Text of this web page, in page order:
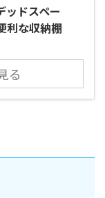
ッドスペー
利な収納棚
る